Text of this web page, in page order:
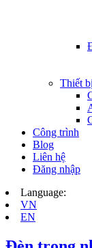
Thiết
Công trình
Blog
Liên hệ
Đăng nhập
Language:
VN
EN